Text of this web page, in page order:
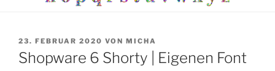
VERÖFFENTLICHT
AM
23. FEBRUAR 2020 VON MICHA
Shopware 6 Shorty | Eigenen Font